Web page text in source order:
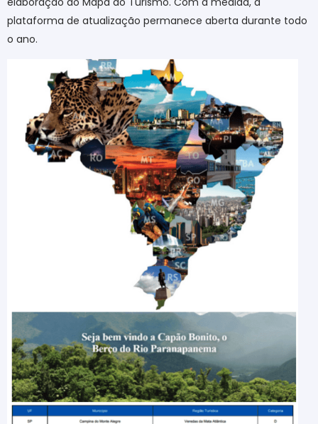
plataforma de atualização permanece aberta durante todo
o ano.